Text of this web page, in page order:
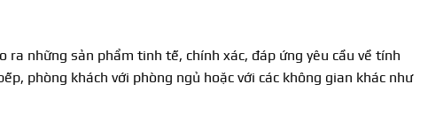
ra những sản phẩm tinh tế, chính xác, đáp ứng yêu cầu về tính
phòng khách với phòng ngủ hoặc với các không gian khác như